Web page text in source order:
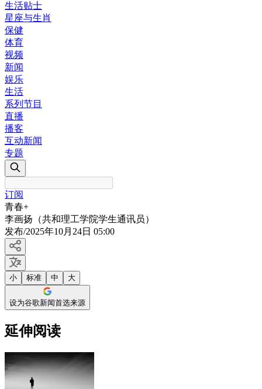
生活贴士
星座与生肖
保健
体育
视频
新闻
娱乐
生活
系列节目
直播
播客
互动新闻
专题
订阅
青春+
李画扬（共和理工学院学生通讯员）
发布/2025年10月24日 05:00
小 标准 中 大
设为谷歌新闻首选来源
延伸阅读